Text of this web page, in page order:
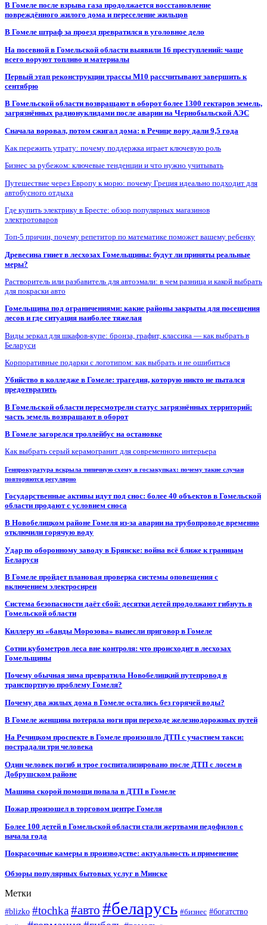
В Гомеле после взрыва газа продолжается восстановление
повреждённого жилого дома и переселение жильцов
В Гомеле штраф за проезд превратился в уголовное дело
На посевной в Гомельской области выявили 16 преступлений: чаще
всего воруют топливо и материалы
Первый этап реконструкции трассы М10 рассчитывают завершить к
сентябрю
В Гомельской области возвращают в оборот более 1300 гектаров земель,
загрязнённых радионуклидами после аварии на Чернобыльской АЭС
Сначала воровал, потом сжигал дома: в Речице вору дали 9,5 года
Как пережить утрату: почему поддержка играет ключевую роль
Бизнес за рубежом: ключевые тенденции и что нужно учитывать
Путешествие через Европу к морю: почему Греция идеально подходит для
автобусного отдыха
Где купить электрику в Бресте: обзор популярных магазинов
электротоваров
Топ-5 причин, почему репетитор по математике поможет вашему ребенку
Древесина гниет в лесхозах Гомельщины: будут ли приняты реальные
меры?
Растворитель или разбавитель для автоэмали: в чем разница и какой выбрать
для покраски авто
Гомельщина под ограничениями: какие районы закрыты для посещения
лесов и где ситуация наиболее тяжелая
Виды зеркал для шкафов-купе: бронза, графит, классика — как выбрать в
Беларуси
Корпоративные подарки с логотипом: как выбрать и не ошибиться
Убийство в колледже в Гомеле: трагедия, которую никто не пытался
предотвратить
В Гомельской области пересмотрели статус загрязнённых территорий:
часть земель возвращают в оборот
В Гомеле загорелся троллейбус на остановке
Как выбрать серый керамогранит для современного интерьера
Генпрокуратура вскрыла типичную схему в госзакупках: почему такие случаи
повторяются регулярно
Государственные активы идут под снос: более 40 объектов в Гомельской
области продают с условием сноса
В Новобелицком районе Гомеля из-за аварии на трубопроводе временно
отключили горячую воду
Удар по оборонному заводу в Брянске: война всё ближе к границам
Беларуси
В Гомеле пройдет плановая проверка системы оповещения с
включением электросирен
Система безопасности даёт сбой: десятки детей продолжают гибнуть в
Гомельской области
Киллеру из «банды Морозова» вынесли приговор в Гомеле
Сотни кубометров леса вне контроля: что происходит в лесхозах
Гомельщины
Почему обычная зима превратила Новобелицкий путепровод в
транспортную проблему Гомеля?
Почему два жилых дома в Гомеле остались без горячей воды?
В Гомеле женщина потеряла ноги при переходе железнодорожных путей
На Речицком проспекте в Гомеле произошло ДТП с участием такси:
пострадали три человека
Один человек погиб и трое госпитализировано после ДТП с лосем в
Добрушском районе
Машина скорой помощи попала в ДТП в Гомеле
Пожар произошел в торговом центре Гомеля
Более 100 детей в Гомельской области стали жертвами педофилов с
начала года
Покрасочные камеры в производстве: актуальность и применение
Обзоры популярных бытовых услуг в Минске
Метки
#blizko #tochka#авто #беларусь #бизнес #богатство